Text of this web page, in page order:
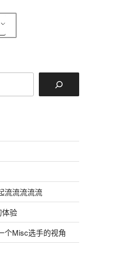
流流流流流
体验
个Misc选手的视角